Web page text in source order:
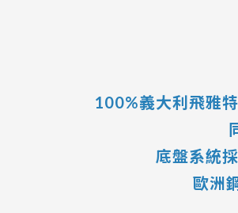
100%義大利飛雅
底盤系統
歐洲